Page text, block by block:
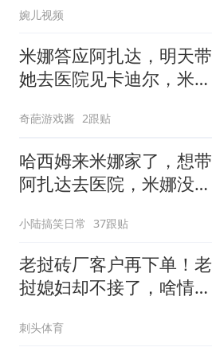
婉儿视频
米娜答应阿扎达，明天带
她去医院见卡迪尔，米娜
奇葩游戏酱 2跟贴
哈西姆来米娜家了，想带
阿扎达去医院，米娜没答
小陆搞笑日常 37跟贴
老挝砖厂客户再下单！老
挝媳妇却不接了，啥情
刺头体育